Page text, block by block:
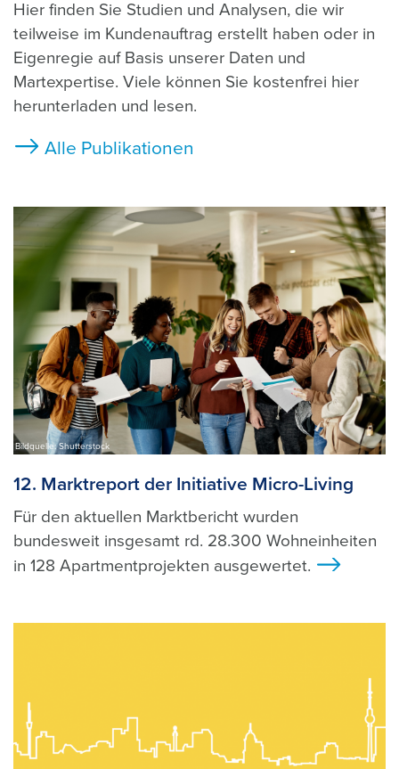
Hier finden Sie Studien und Analysen, die wir
teilweise im Kundenauftrag erstellt haben oder in
Eigenregie auf Basis unserer Daten und
Martexpertise. Viele können Sie kostenfrei hier
herunterladen und lesen.
Alle Publikationen
Bildquelle: Shutterstock
12. Marktreport der Initiative Micro-Living
Für den aktuellen Marktbericht wurden
bundesweit insgesamt rd. 28.300 Wohneinheiten
in 128 Apartmentprojekten ausgewertet.